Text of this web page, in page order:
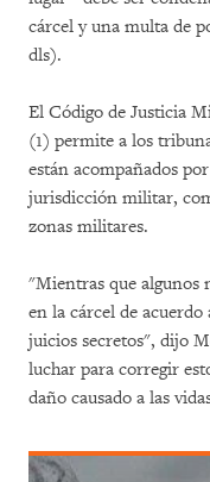
cárcel y una multa de
dls).
El Código de Justicia
(1) permite a los
están acompañados
jurisdicción militar,
zonas militares.
"Mientras que algunos
en la cárcel de
juicios secretos", dijo
luchar para corregir
daño causado a las